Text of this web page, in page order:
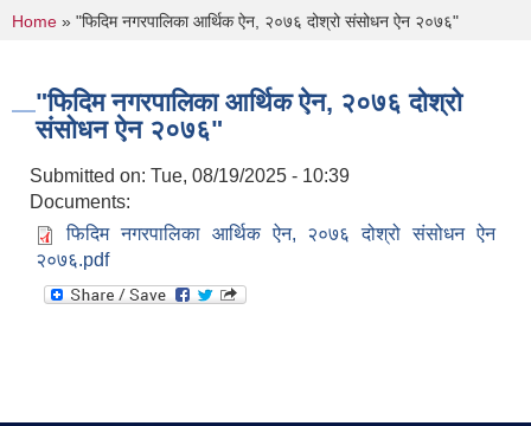
You are here
Home » "फिदिम नगरपालिका आर्थिक ऐन, २०७६ दोश्रो संसोधन ऐन २०७६"
"फिदिम नगरपालिका आर्थिक ऐन, २०७६ दोश्रो
संसोधन ऐन २०७६"
Submitted on: Tue, 08/19/2025 - 10:39
Documents:
फिदिम नगरपालिका आर्थिक ऐन, २०७६ दोश्रो संसोधन ऐन
२०७६.pdf